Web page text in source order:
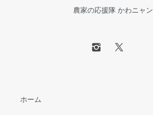
農家の応援隊 かわニャン
ホーム